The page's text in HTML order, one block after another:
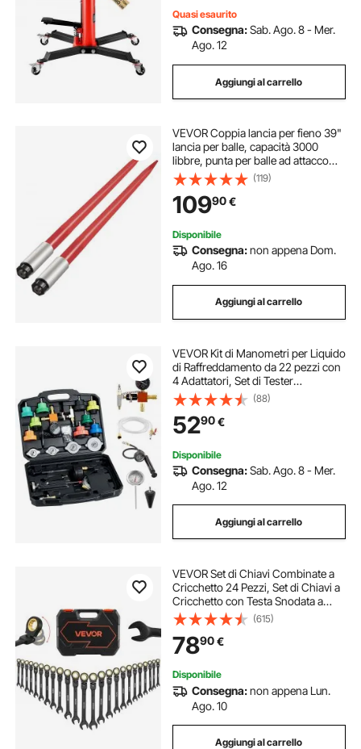
Quasi esaurito
Consegna:Sab. Ago. 8 - Mer.
Ago. 12
Aggiungi al carrello
VEVOR Coppia lancia per fieno 39"
lancia per balle, capacità 3000
libbre, punta per balle ad attacco
rapido lancia quadrata per balle di
fieno 1 3/4", forche per balle
rivestite di rosso
(119)
10990€
Disponibile
Consegna:non appena Dom.
Ago. 16
Aggiungi al carrello
VEVOR Kit di Manometri per Liquido
di Raffreddamento da 22 pezzi con
4 Adattatori, Set di Tester
Universale di Pressione per Sistema
di Raffreddamento per Autoveicoli,
con Pompa di Pressione
(88)
5290€
Disponibile
Consegna:Sab. Ago. 8 - Mer.
Ago. 12
Aggiungi al carrello
VEVOR Set di Chiavi Combinate a
Cricchetto 24 Pezzi, Set di Chiavi a
Cricchetto con Testa Snodata a
180°, Metriche e SAE, in Acciaio Cr-
V, con Custodia Resistente, per Uso
Casa e Auto, Finitura Nero
(615)
7890€
Disponibile
Consegna:non appena Lun.
Ago. 10
Aggiungi al carrello